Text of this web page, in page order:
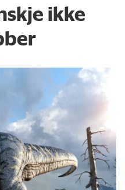
ikke